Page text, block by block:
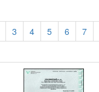
3 4 5 6 7